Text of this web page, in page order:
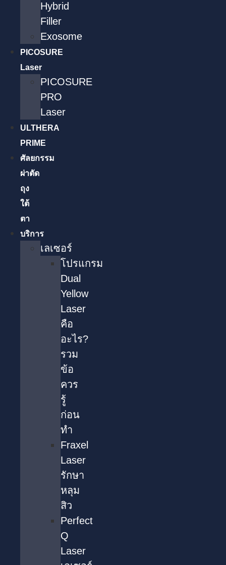
Hybrid
Filler
Exosome
PICOSURE
Laser
PICOSURE
PRO
Laser
ULTHERA
PRIME
ศัลยกรรม
ผ่าตัด
ถุง
ใต้
ตา
บริการ
เลเซอร์
โปรแกรม
Dual
Yellow
Laser
คือ
อะไร?
รวม
ข้อ
ควร
รู้
ก่อน
ทำ
Fraxel
Laser
รักษา
หลุม
สิว
Perfect
Q
Laser